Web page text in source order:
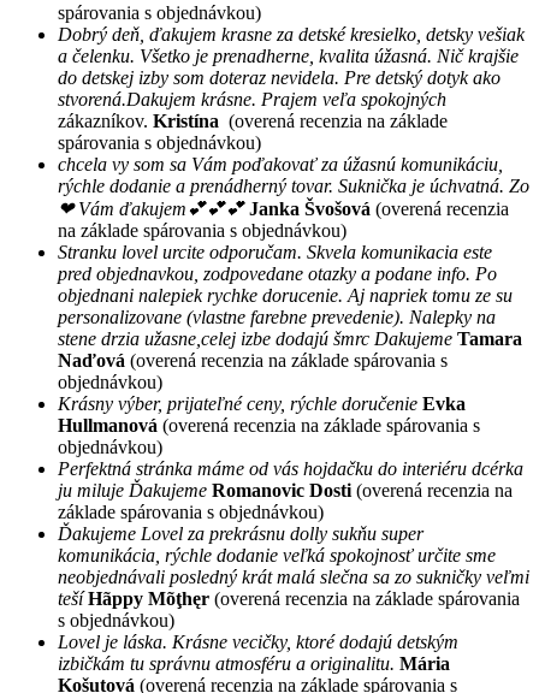
spárovania s objednávkou)
Dobrý deň, ďakujem krasne za detské kresielko, detsky vešiak
a čelenku. Všetko je prenadherne, kvalita úžasná. Nič krajšie
do detskej izby som doteraz nevidela. Pre detský dotyk ako
stvorená.Dakujem krásne. Prajem veľa spokojných
zákazníkov. Kristína (overená recenzia na základe
spárovania s objednávkou)
chcela vy som sa Vám poďakovať za úžasnú komunikáciu,
rýchle dodanie a prenádherný tovar. Suknička je úchvatná. Zo
❤ Vám ďakujem💕💕💕 Janka Švošová (overená recenzia
na základe spárovania s objednávkou)
Stranku lovel urcite odporučam. Skvela komunikacia este
pred objednavkou, zodpovedane otazky a podane info. Po
objednani nalepiek rychke dorucenie. Aj napriek tomu ze su
personalizovane (vlastne farebne prevedenie). Nalepky na
stene drzia užasne,celej izbe dodajú šmrc Dakujeme Tamara
Naďová (overená recenzia na základe spárovania s
objednávkou)
Krásny výber, prijateľné ceny, rýchle doručenie Evka
Hullmanová (overená recenzia na základe spárovania s
objednávkou)
Perfektná stránka máme od vás hojdačku do interiéru dcérka
ju miluje Ďakujeme Romanovic Dosti (overená recenzia na
základe spárovania s objednávkou)
Ďakujeme Lovel za prekrásnu dolly sukňu super
komunikácia, rýchle dodanie veľká spokojnosť určite sme
neobjednávali posledný krát malá slečna sa zo sukničky veľmi
tešíHãppy Mõţhęr (overená recenzia na základe spárovania
s objednávkou)
Lovel je láska. Krásne vecičky, ktoré dodajú detským
izbičkám tu správnu atmosféru a originalitu. Mária
Košutová (overená recenzia na základe spárovania s